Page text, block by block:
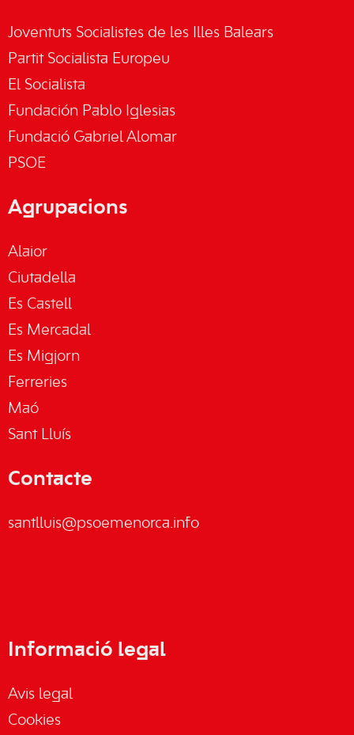
Joventuts Socialistes de les Illes Balears
Partit Socialista Europeu
El Socialista
Fundación Pablo Iglesias
Fundació Gabriel Alomar
PSOE
Agrupacions
Alaior
Ciutadella
Es Castell
Es Mercadal
Es Migjorn
Ferreries
Maó
Sant Lluís
Contacte
santlluis@psoemenorca.info
Informació legal
Avis legal
Cookies